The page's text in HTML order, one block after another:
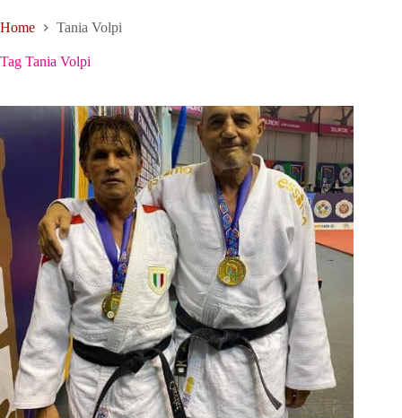
Home Tania Volpi
Tag Tania Volpi